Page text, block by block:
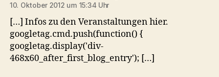
10. Oktober 2012 um 15:34 Uhr
[…] Infos zu den Veranstaltungen hier.
googletag.cmd.push(function() {
googletag.display('div-
468x60_after_first_blog_entry'); […]